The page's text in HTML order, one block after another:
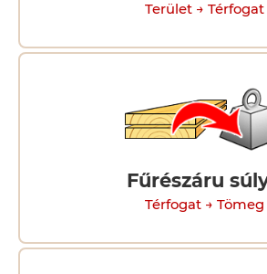
Terület → Térfogat
Fűrészáru
Térfogat → Tömeg